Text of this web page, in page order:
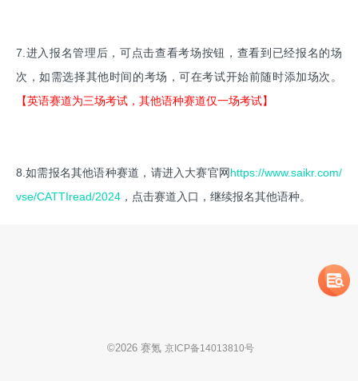
7.进入报名管理后，可点击查看考场按钮，查看到已经报名的场
次，如需选择其他时间的考场，可在考试开始前随时添加场次。
【英语赛道为三场考试，其他语种赛道仅一场考试】
8.如需报名其他语种赛道，请进入大赛官网https://www.saikr.com/
vse/CATTIread/2024 ，点击赛道入口，继续报名其他语种。
©2026 赛氪 京ICP备14013810号